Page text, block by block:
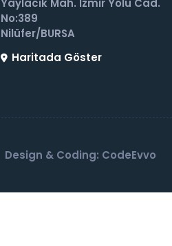
No:389
Nilüfer/BURSA
Haritada Göster
Design & Coding: CodeEvvo